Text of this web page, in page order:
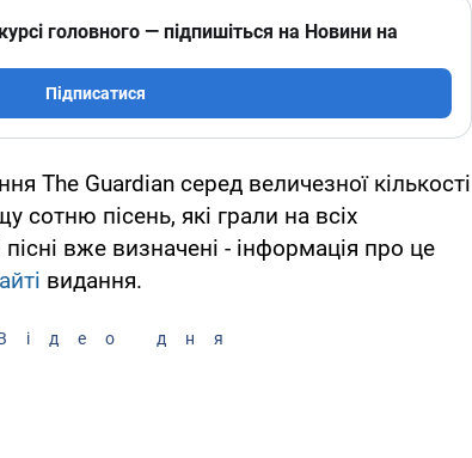
головного — підпишіться на Новини на
Підписатися
The Guardian серед величезної кількості
сотню пісень, які грали на всіх
пісні вже визначені - інформація про це
видання.
дня